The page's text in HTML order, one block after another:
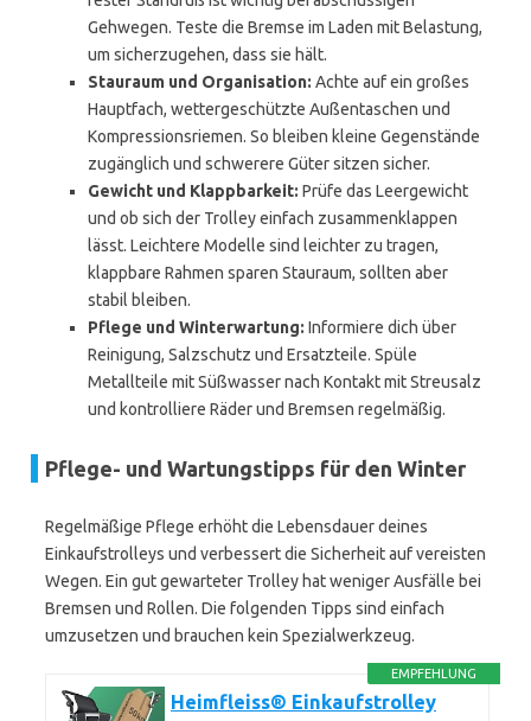
Gehwegen. Teste die Bremse im Laden mit Belastung,
um sicherzugehen, dass sie hält.
Stauraum und Organisation: Achte auf ein großes
Hauptfach, wettergeschützte Außentaschen und
Kompressionsriemen. So bleiben kleine Gegenstände
zugänglich und schwerere Güter sitzen sicher.
Gewicht und Klappbarkeit: Prüfe das Leergewicht
und ob sich der Trolley einfach zusammenklappen
lässt. Leichtere Modelle sind leichter zu tragen,
klappbare Rahmen sparen Stauraum, sollten aber
stabil bleiben.
Pflege und Winterwartung: Informiere dich über
Reinigung, Salzschutz und Ersatzteile. Spüle
Metallteile mit Süßwasser nach Kontakt mit Streusalz
und kontrolliere Räder und Bremsen regelmäßig.
Pflege- und Wartungstipps für den Winter
Regelmäßige Pflege erhöht die Lebensdauer deines
Einkaufstrolleys und verbessert die Sicherheit auf vereisten
Wegen. Ein gut gewarteter Trolley hat weniger Ausfälle bei
Bremsen und Rollen. Die folgenden Tipps sind einfach
umzusetzen und brauchen kein Spezialwerkzeug.
EMPFEHLUNG
Heimfleiss® Einkaufstrolley